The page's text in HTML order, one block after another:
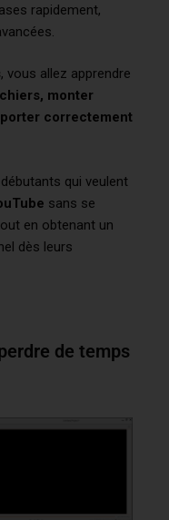
rapidement,
, vous allez apprendre
monter
correctement
qui veulent
sans se
en obtenant un
dès leurs
de temps